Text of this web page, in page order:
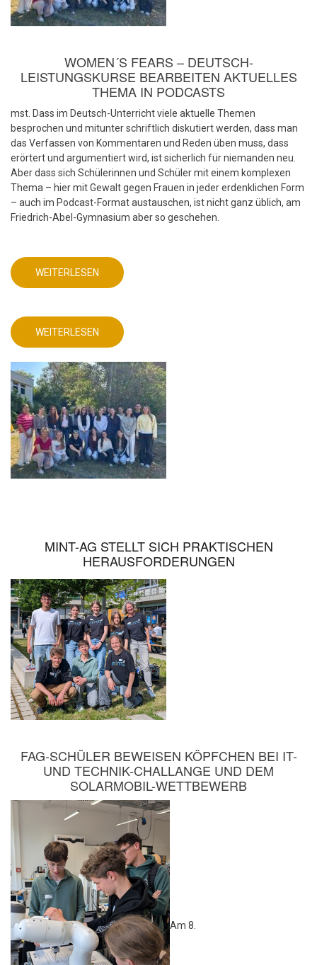
WOMEN´S FEARS – DEUTSCH-
LEISTUNGSKURSE BEARBEITEN AKTUELLES
THEMA IN PODCASTS
mst. Dass im Deutsch-Unterricht viele aktuelle Themen
besprochen und mitunter schriftlich diskutiert werden, dass man
das Verfassen von Kommentaren und Reden üben muss, dass
erörtert und argumentiert wird, ist sicherlich für niemanden neu.
Aber dass sich Schülerinnen und Schüler mit einem komplexen
Thema – hier mit Gewalt gegen Frauen in jeder erdenklichen Form
– auch im Podcast-Format austauschen, ist nicht ganz üblich, am
Friedrich-Abel-Gymnasium aber so geschehen.
WEITERLESEN
ÜBER
DEUTSCHUNTERRICHT
PRODUKT!
WEITERLESEN
ÜBER
DEUTSCHUNTERRICHT
AKTUELLEM
DIGITALEN
PRODUKT!
MINT-AG STELLT SICH PRAKTISCHEN
HERAUSFORDERUNGEN
FAG-SCHÜLER BEWEISEN KÖPFCHEN BEI IT-
UND TECHNIK-CHALLANGE UND DEM
SOLARMOBIL-WETTBEWERB
Am 8.